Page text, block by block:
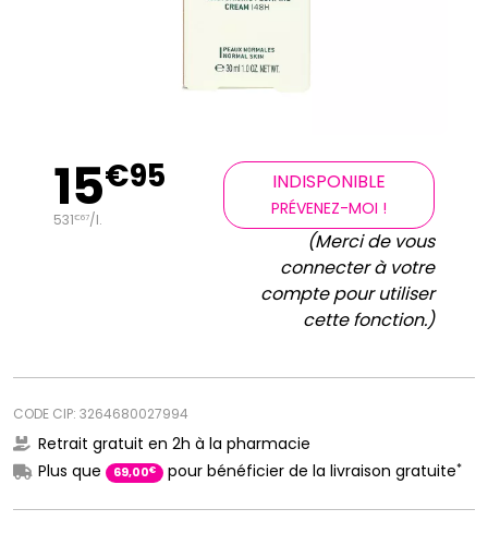
15€95
531€67/l.
INDISPONIBLE
PRÉVENEZ-MOI !
(Merci de vous
connecter à votre
compte pour utiliser
cette fonction.)
CODE CIP: 3264680027994
Retrait gratuit en 2h à la pharmacie
Plus que
69,00€ pour bénéficier de la livraison gratuite*